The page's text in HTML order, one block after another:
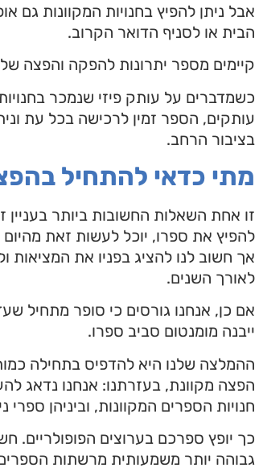
אבל ניתן להפיץ בחנויות המקוונות
הבית או לסניף הדואר הקרוב.
קיימים מספר יתרונות להפקה והפצה של
כשמדברים על עותק פיזי שנמכר
עותקים, הספר זמין לרכישה בכל עת
בציבור הרחב.
מתי כדאי להתחיל
זו אחת השאלות החשובות ביותר
להפיץ את ספרו, יוכל לעשות זאת
אך חשוב לנו להציג בפניו את המציאות
לאורך השנים.
אם כן, אנחנו גורסים כי סופר מתחיל
ייבנה מומנטום סביב ספרו.
הפצה מקוונת, בעזרתנו: אנחנו נדאג
חנויות הספרים המקוונות, וביניהן ספרי
כך יופץ ספרכם בערוצים הפופולריים.
גבוהה יותר משמעותית מרשתות הספרים